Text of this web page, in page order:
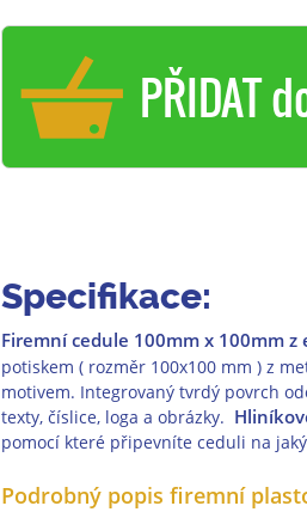
PŘIDAT
Specifikace:
Firemní cedule 100mm x 100mm
potiskem ( rozměr 100x100 mm ) z
motivem. Integrovaný tvrdý povrch
texty, číslice, loga a obrázky.
pomocí které připevníte ceduli na
Podrobný popis firemní